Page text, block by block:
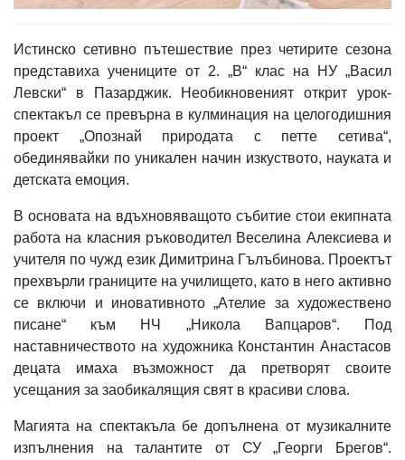
Истинско сетивно пътешествие през четирите сезона
представиха учениците от 2. „В“ клас на НУ „Васил
Левски“ в Пазарджик. Необикновеният открит урок-
спектакъл се превърна в кулминация на целогодишния
проект „Опознай природата с петте сетива“,
обединявайки по уникален начин изкуството, науката и
детската емоция.
В основата на вдъхновяващото събитие стои екипната
работа на класния ръководител Веселина Алексиева и
учителя по чужд език Димитрина Гълъбинова. Проектът
прехвърли границите на училището, като в него активно
се включи и иновативното „Ателие за художествено
писане“ към НЧ „Никола Вапцаров“. Под
наставничеството на художника Константин Анастасов
децата имаха възможност да претворят своите
усещания за заобикалящия свят в красиви слова.
Магията на спектакъла бе допълнена от музикалните
изпълнения на талантите от СУ „Георги Брегов“.